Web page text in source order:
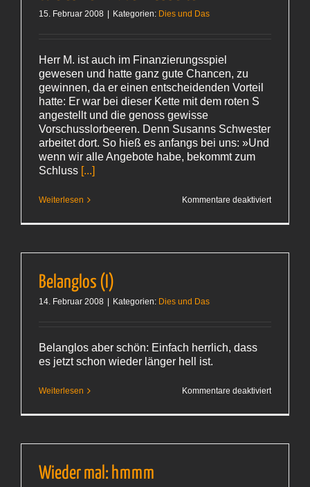
15. Februar 2008 Kategorien: Dies und Das
Herr M. ist auch im Finanzierungsspiel
gewesen und hatte ganz gute Chancen, zu
gewinnen, da er einen entscheidenden Vorteil
hatte: Er war bei dieser Kette mit dem roten S
angestellt und die genoss gewisse
Vorschusslorbeeren. Denn Susanns Schwester
arbeitet dort. So hieß es anfangs bei uns: »Und
wenn wir alle Angebote habe, bekommt zum
Schluss [...]
Weiterlesen Kommentare deaktiviertfür
Belanglos (I)
14. Februar 2008 Kategorien: Dies und Das
Belanglos aber schön: Einfach herrlich, dass
es jetzt schon wieder länger hell ist.
Weiterlesen Kommentare deaktiviertfür
Wieder mal: hmmm